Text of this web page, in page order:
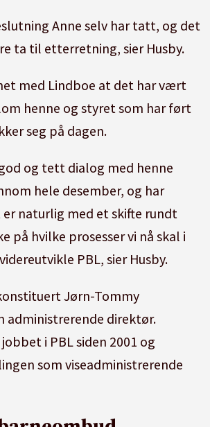
Anne selv har tatt, og det
ta til etterretning, sier Husby.
med Lindboe at det har vært
henne og styret som har ført
seg på dagen.
og tett dialog med henne
hele desember, og har
naturlig med et skifte rundt
på hvilke prosesser vi nå skal i
PBL, sier Husby.
Jørn-Tommy
administrerende direktør.
i PBL siden 2001 og
som viseadministrerende